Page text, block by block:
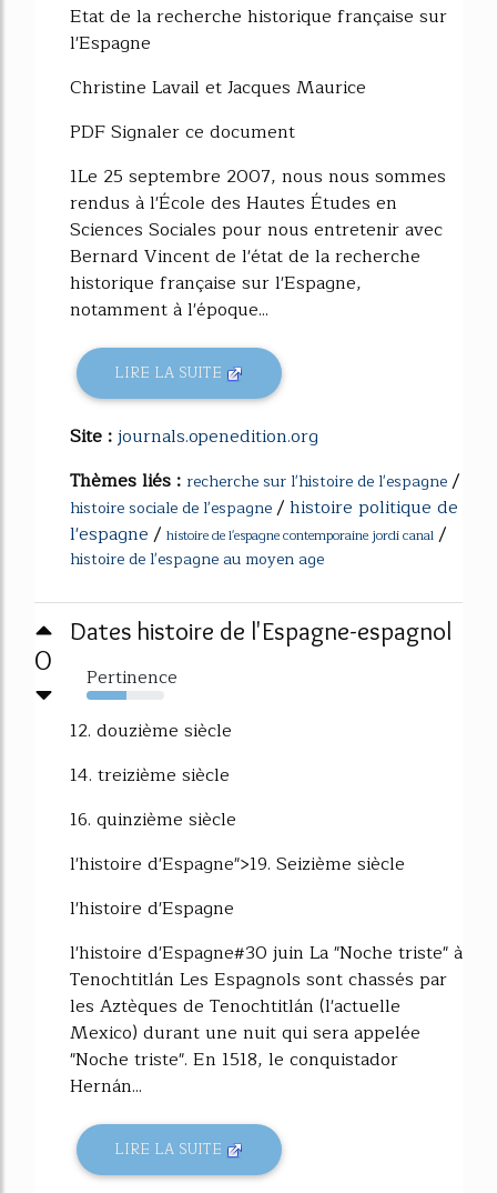
Etat de la recherche historique française sur
l'Espagne
Christine Lavail et Jacques Maurice
PDF Signaler ce document
1Le 25 septembre 2007, nous nous sommes
rendus à l'École des Hautes Études en
Sciences Sociales pour nous entretenir avec
Bernard Vincent de l'état de la recherche
historique française sur l'Espagne,
notamment à l'époque...
LIRE LA SUITE
Site :journals.openedition.org
Thèmes liés : recherche sur l'histoire de l'espagne/
histoire sociale de l'espagne/histoire politique de
l'espagne/ histoire de l'espagne contemporaine jordi canal /
histoire de l'espagne au moyen age
0
Dates histoire de l'Espagne-espagnol
Pertinence
51%
12. douzième siècle
14. treizième siècle
16. quinzième siècle
l'histoire d'Espagne">19. Seizième siècle
l'histoire d'Espagne
l'histoire d'Espagne#30 juin La "Noche triste" à
Tenochtitlán Les Espagnols sont chassés par
les Aztèques de Tenochtitlán (l'actuelle
Mexico) durant une nuit qui sera appelée
"Noche triste". En 1518, le conquistador
Hernán...
LIRE LA SUITE